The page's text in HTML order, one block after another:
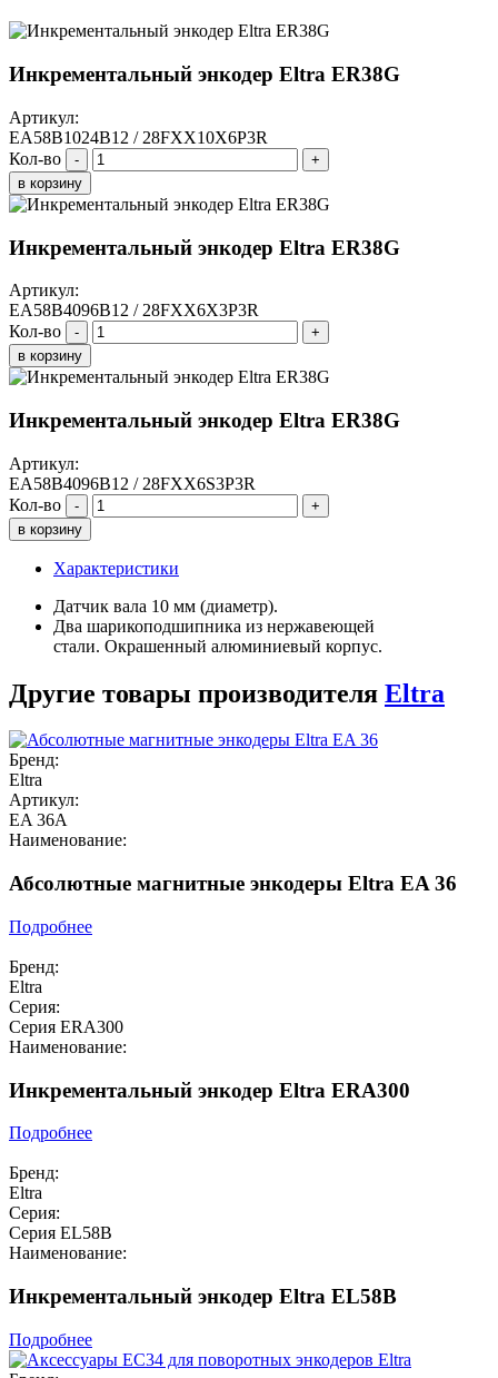
Инкрементальный энкодер Eltra ER38G
Артикул:
EA58B1024B12 / 28FXX10X6P3R
Кол-во
-
+
в корзину
Инкрементальный энкодер Eltra ER38G
Артикул:
EA58B4096B12 / 28FXX6X3P3R
Кол-во
-
+
в корзину
Инкрементальный энкодер Eltra ER38G
Артикул:
EA58B4096B12 / 28FXX6S3P3R
Кол-во
-
+
в корзину
Характеристики
Датчик вала 10 мм (диаметр).
Два шарикоподшипника из нержавеющей
стали. Окрашенный алюминиевый корпус.
Другие товары производителя Eltra
Бренд:
Eltra
Артикул:
EA 36A
Наименование:
Абсолютные магнитные энкодеры Eltra EA 36
Подробнее
Бренд:
Eltra
Серия:
Серия ERA300
Наименование:
Инкрементальный энкодер Eltra ERA300
Подробнее
Бренд:
Eltra
Серия:
Серия EL58B
Наименование:
Инкрементальный энкодер Eltra EL58B
Подробнее